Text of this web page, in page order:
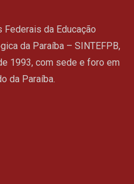
Federais da Educação
da Paraíba – SINTEFPB,
1993, com sede e foro em
da Paraíba.